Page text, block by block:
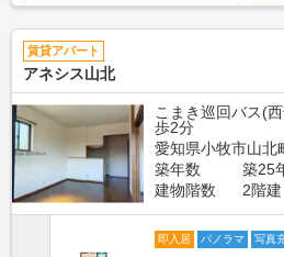
賃貸アパート
アネシス山北
こまき巡回バス(
歩2分
愛知県小牧市山北
築年数
築25
建物階数
2階建
即入居 パノラマ 写真